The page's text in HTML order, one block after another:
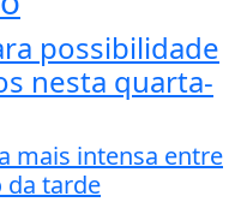
possibilidade
nesta quarta-
mais intensa entre
da tarde